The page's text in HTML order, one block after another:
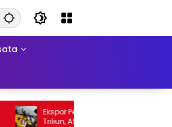
Ekspor Perikanan 2025 Tembus Rp105
Triliun, AS Jadi Pasar Utama